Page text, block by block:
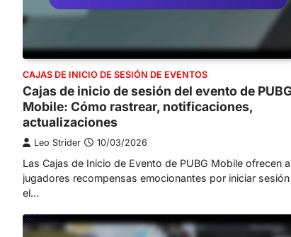
CAJAS DE INICIO DE SESIÓN DE EVENTOS
Cajas de inicio de sesión del evento de
Mobile: Cómo rastrear, notificaciones,
actualizaciones
Leo Strider 10/03/2026
Las Cajas de Inicio de Evento de PUBG Mobile ofrecen
jugadores recompensas emocionantes por iniciar
el…